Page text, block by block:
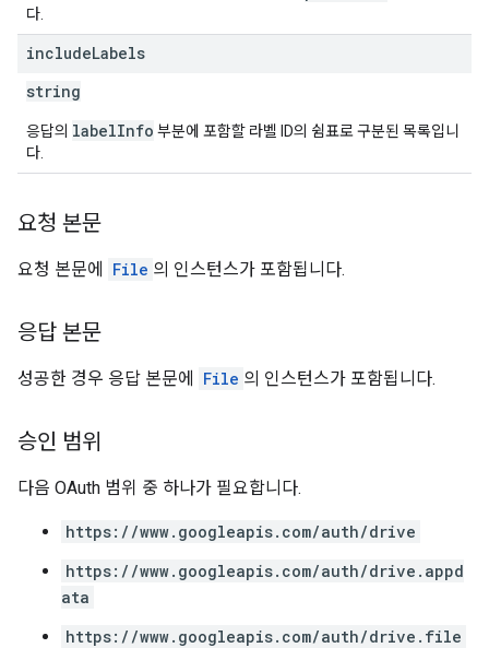
다.
includeLabels
string
응답의 labelInfo 부분에 포함할 라벨 ID의 쉼표로 구분된 목록입니
다.
요청 본문
요청 본문에 File 의 인스턴스가 포함됩니다.
응답 본문
성공한 경우 응답 본문에 File 의 인스턴스가 포함됩니다.
승인 범위
다음 OAuth 범위 중 하나가 필요합니다.
https://www.googleapis.com/auth/drive
https://www.googleapis.com/auth/drive.appd
ata
https://www.googleapis.com/auth/drive.file